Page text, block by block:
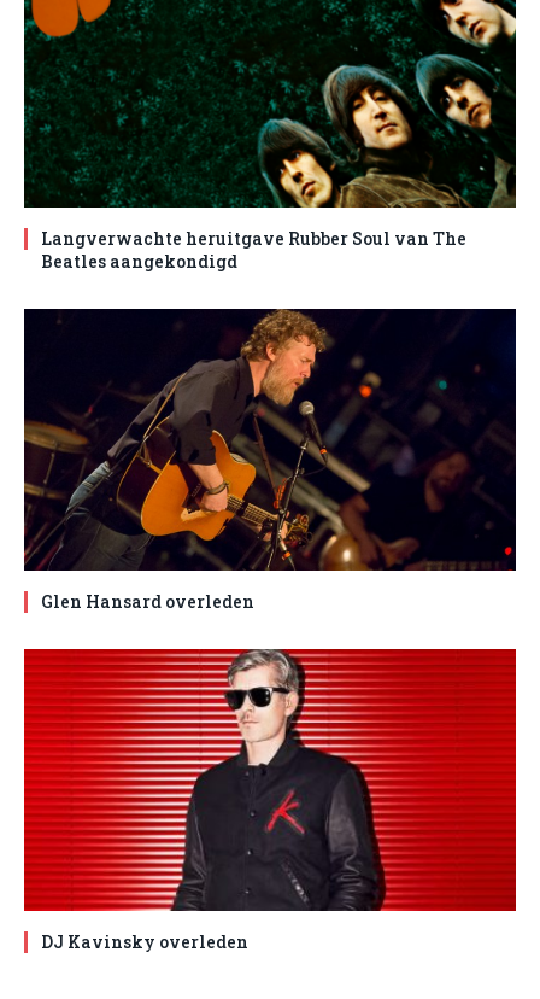
Langverwachte heruitgave Rubber Soul van The
Beatles aangekondigd
Glen Hansard overleden
DJ Kavinsky overleden